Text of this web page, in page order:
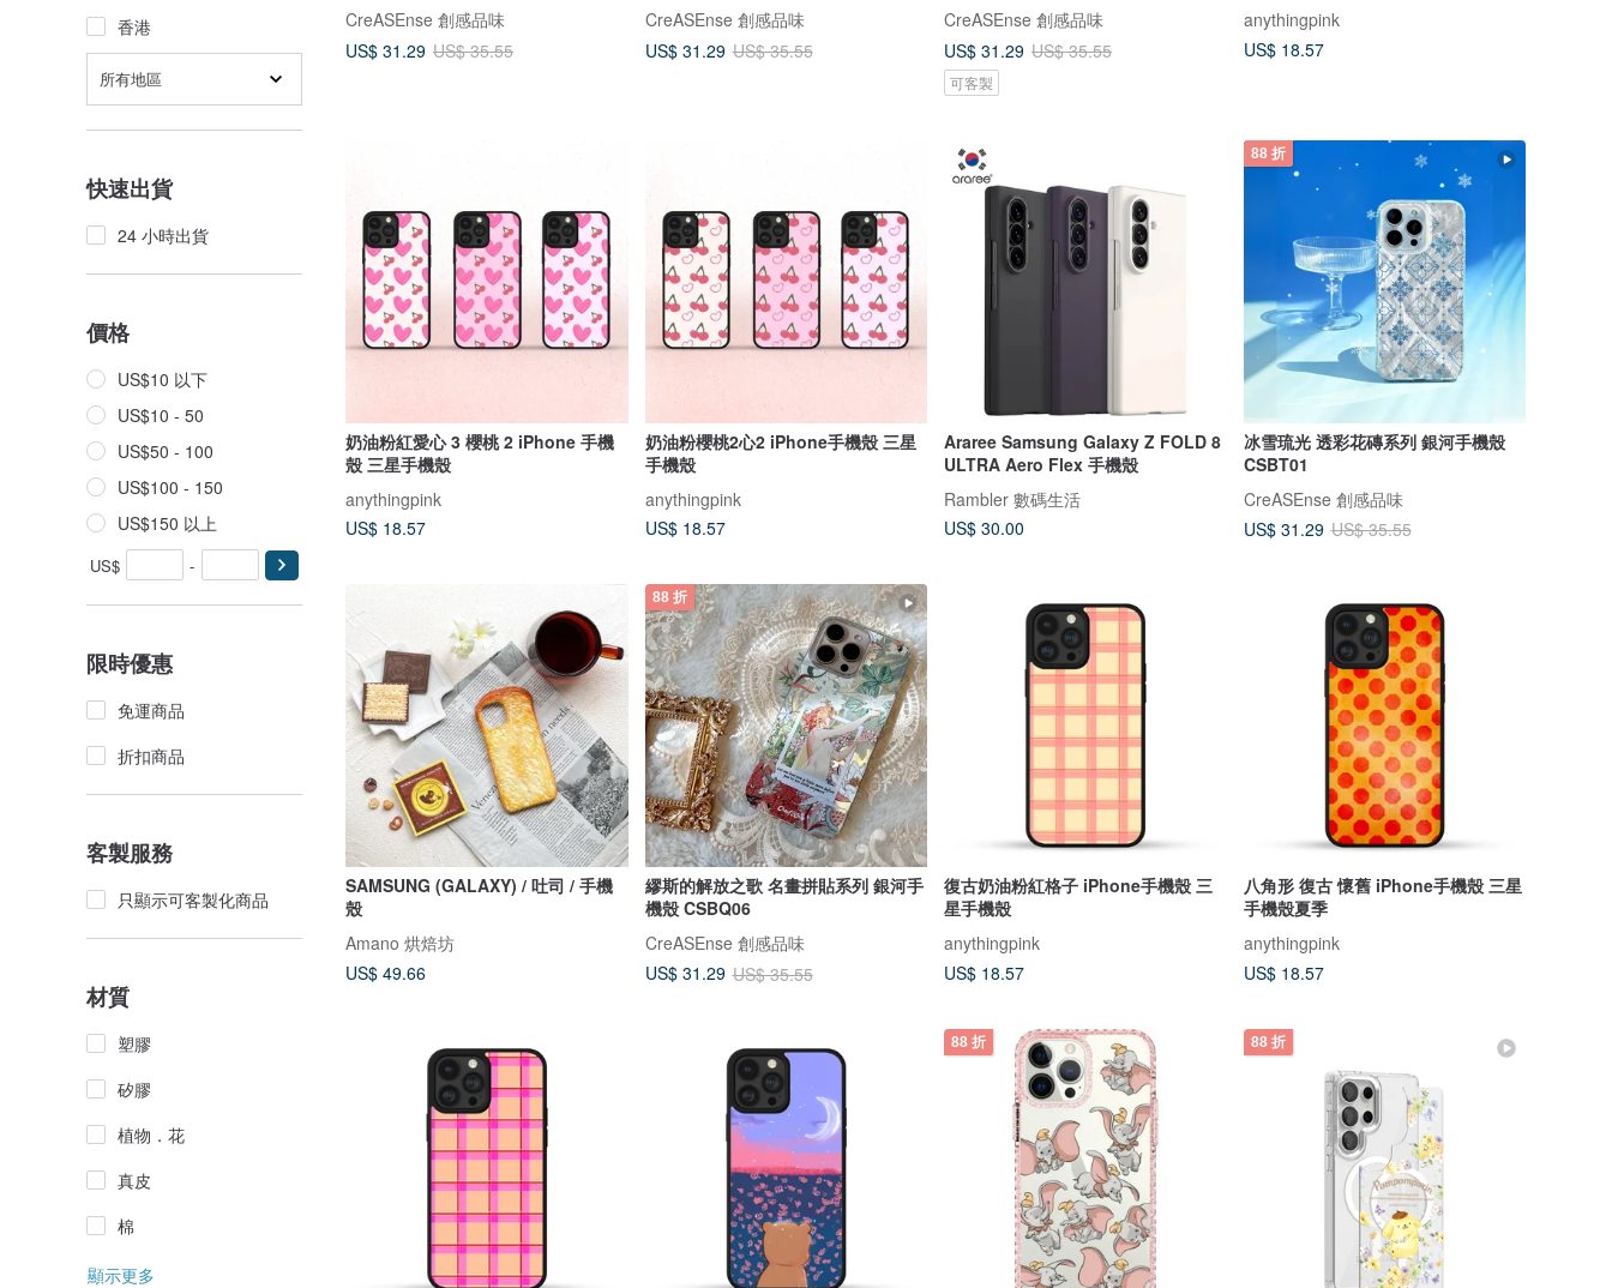
香港
所有地區
快速出貨
24 小時出貨
價格
US$10 以下
US$10 - 50
US$50 - 100
US$100 - 150
US$150 以上
US$ -
限時優惠
免運商品
折扣商品
客製服務
只顯示可客製化商品
材質
塑膠
矽膠
植物．花
真皮
棉
顯示更多
CreASEnse 創感品味
US$ 31.29 US$ 35.55
CreASEnse 創感品味
US$ 31.29 US$ 35.55
CreASEnse 創感品味
US$ 31.29 US$ 35.55
可客製
anythingpink
US$ 18.57
奶油粉紅愛心 3 櫻桃 2 iPhone 手機
殼 三星手機殼
anythingpink
US$ 18.57
奶油粉櫻桃2心2 iPhone手機殼 三星
手機殼
anythingpink
US$ 18.57
Araree Samsung Galaxy Z FOLD 8
ULTRA Aero Flex 手機殼
Rambler 數碼生活
US$ 30.00
88 折
冰雪琉光 透彩花磚系列 銀河手機殼
CSBT01
CreASEnse 創感品味
US$ 31.29 US$ 35.55
SAMSUNG (GALAXY) / 吐司 / 手機
殼
Amano 烘焙坊
US$ 49.66
88 折
繆斯的解放之歌 名畫拼貼系列 銀河手
機殼 CSBQ06
CreASEnse 創感品味
US$ 31.29 US$ 35.55
復古奶油粉紅格子 iPhone手機殼 三
星手機殼
anythingpink
US$ 18.57
八角形 復古 懷舊 iPhone手機殼 三星
手機殼夏季
anythingpink
US$ 18.57
88 折 88 折